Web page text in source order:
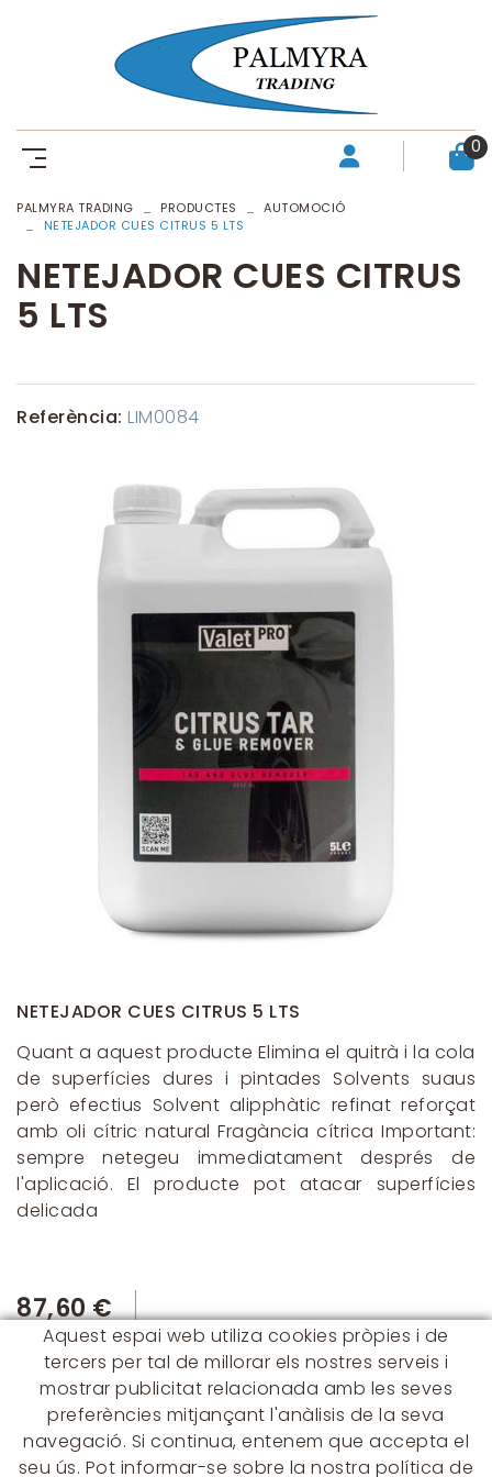
0
PALMYRA TRADING PRODUCTES
AUTOMOCIÓ
NETEJADOR CUES CITRUS 5 LTS
NETEJADOR CUES CITRUS
5 LTS
Referència: LIM0084
NETEJADOR CUES CITRUS 5 LTS
Quant a aquest producte Elimina el quitrà i la cola
de superfícies dures i pintades Solvents suaus
però efectius Solvent alipphàtic refinat reforçat
amb oli cítric natural Fragància cítrica Important:
sempre netegeu immediatament després de
l'aplicació. El producte pot atacar superfícies
delicada
87,60 €
Aquest espai web utiliza cookies pròpies i de
tercers per tal de millorar els nostres serveis i
mostrar publicitat relacionada amb les seves
preferències mitjançant l'anàlisis de la seva
navegació. Si continua, entenem que accepta el
seu ús. Pot informar-se sobre la nostra política de